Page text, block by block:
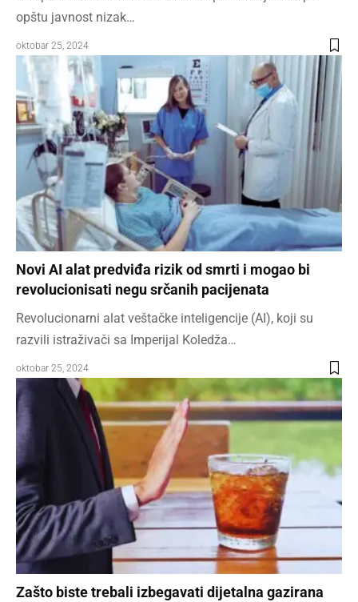
opštu javnost nizak…
oktobar 25, 2024
Novi AI alat predviđa rizik od smrti i mogao bi
revolucionisati negu srčanih pacijenata
Revolucionarni alat veštačke inteligencije (AI), koji su
razvili istraživači sa Imperijal Koledža…
oktobar 25, 2024
Zašto biste trebali izbegavati dijetalna gazirana